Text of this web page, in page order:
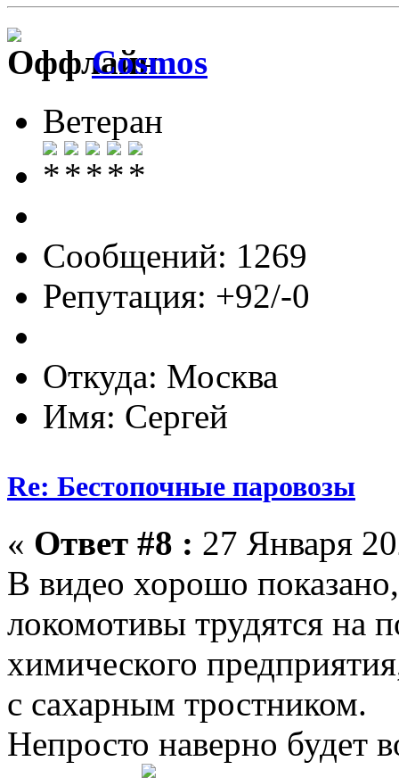
Cosmos
Ветеран
Сообщений: 1269
Репутация: +92/-0
Откуда: Москва
Имя: Сергей
Re: Бестопочные паровозы
« Ответ #8 : 27 Января
В видео хорошо
локомотивы трудятся на
химического
с сахарным тростником.
Непросто наверно будет